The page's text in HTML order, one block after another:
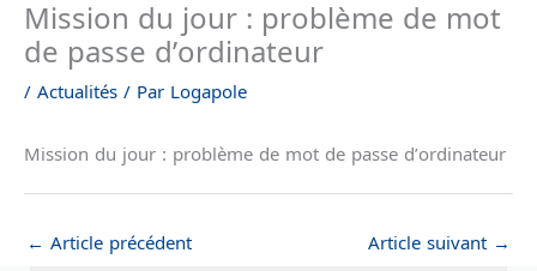
Mission du jour : problème de mot
de passe d’ordinateur
/ Actualités / Par Logapole
Mission du jour : problème de mot de passe d’ordinateur
← Article précédent Article suivant →